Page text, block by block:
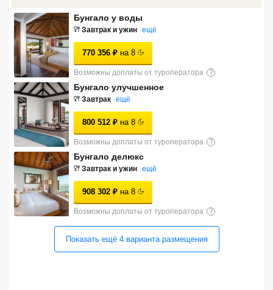
Бунгало у воды
Завтрак и ужин ещё
770 356 ₽ на 8
Возможны доплаты от туроператора ?
Бунгало улучшенное
Завтрак ещё
800 512 ₽ на 8
Возможны доплаты от туроператора ?
Бунгало делюкс
Завтрак и ужин ещё
908 302 ₽ на 8
Возможны доплаты от туроператора ?
Показать ещё 4 вариантаразмещения
Сетевые отели Турции
Сетевые отели Египта
Сетевые отели ОАЭ
Сетевые отели Таиланда
Сетевые отели Шри Ланки
Сетевые отели Вьетнама
Сетевые отели Мальдив
Сетевые отели Сейшел